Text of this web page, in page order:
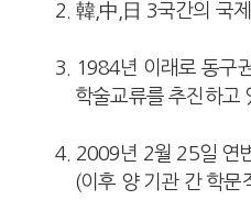
2. 韓,中,日 3국간의 국
3. 1984년 이래로 동구
학술교류를 추진하고
4. 2009년 2월 25일 연
(이후 양 기관 간 학문